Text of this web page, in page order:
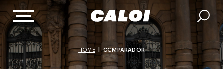
HOME|COMPARADOR